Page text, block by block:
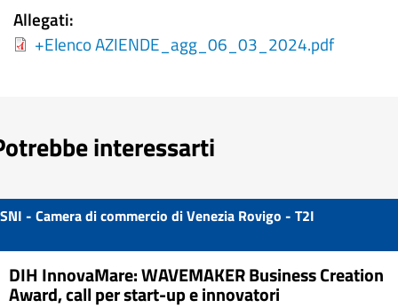
Allegati
+Elenco AZIENDE_agg_06_03_2024.pdf
interessarti
SNI - Camera di commercio di Venezia Rovigo - T2I
DIH InnovaMare: WAVEMAKER Business Creation
Award, call per start-up e innovatori